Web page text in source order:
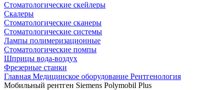
Стоматологические скейлеры
Скалеры
Стоматологические сканеры
Стоматологические системы
Лампы полимеризационные
Стоматологические помпы
Шприцы вода-воздух
Фрезерные станки
Главная Медицинское оборудование Рентгенология
Мобильный рентген Siemens Polymobil Plus